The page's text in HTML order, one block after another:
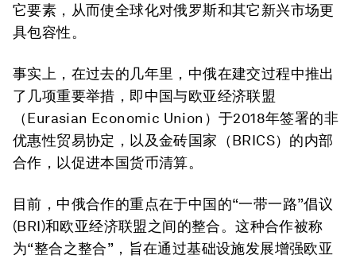
它要素，从而使全球化对俄罗斯和其它新兴市场更
具包容性。
事实上，在过去的几年里，中俄在建交过程中推出
了几项重要举措，即中国与欧亚经济联盟
（Eurasian Economic Union）于2018年签署的非
优惠性贸易协定，以及金砖国家（BRICS）的内部
合作，以促进本国货币清算。
目前，中俄合作的重点在于中国的“一带一路”倡议
(BRI)和欧亚经济联盟之间的整合。这种合作被称
为“整合之整合”，旨在通过基础设施发展增强欧亚